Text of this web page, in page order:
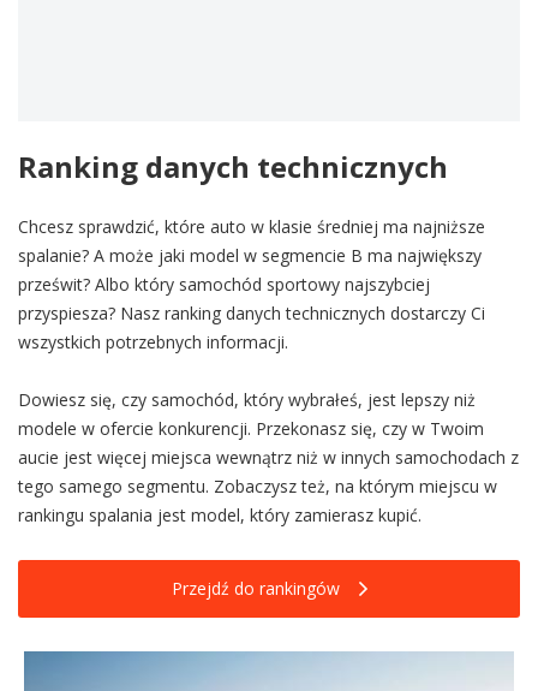
Ranking danych technicznych
Chcesz sprawdzić, które auto w klasie średniej ma najniższe
spalanie? A może jaki model w segmencie B ma największy
prześwit? Albo który samochód sportowy najszybciej
przyspiesza? Nasz ranking danych technicznych dostarczy Ci
wszystkich potrzebnych informacji.
Dowiesz się, czy samochód, który wybrałeś, jest lepszy niż
modele w ofercie konkurencji. Przekonasz się, czy w Twoim
aucie jest więcej miejsca wewnątrz niż w innych samochodach z
tego samego segmentu. Zobaczysz też, na którym miejscu w
rankingu spalania jest model, który zamierasz kupić.
Przejdź do rankingów